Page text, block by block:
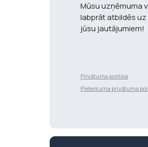
Mūsu uzņēmuma
labprāt atbildēs uz
jūsu jautājumiem!
Privātuma politika
Pieteikuma privātuma
Разработка сайта